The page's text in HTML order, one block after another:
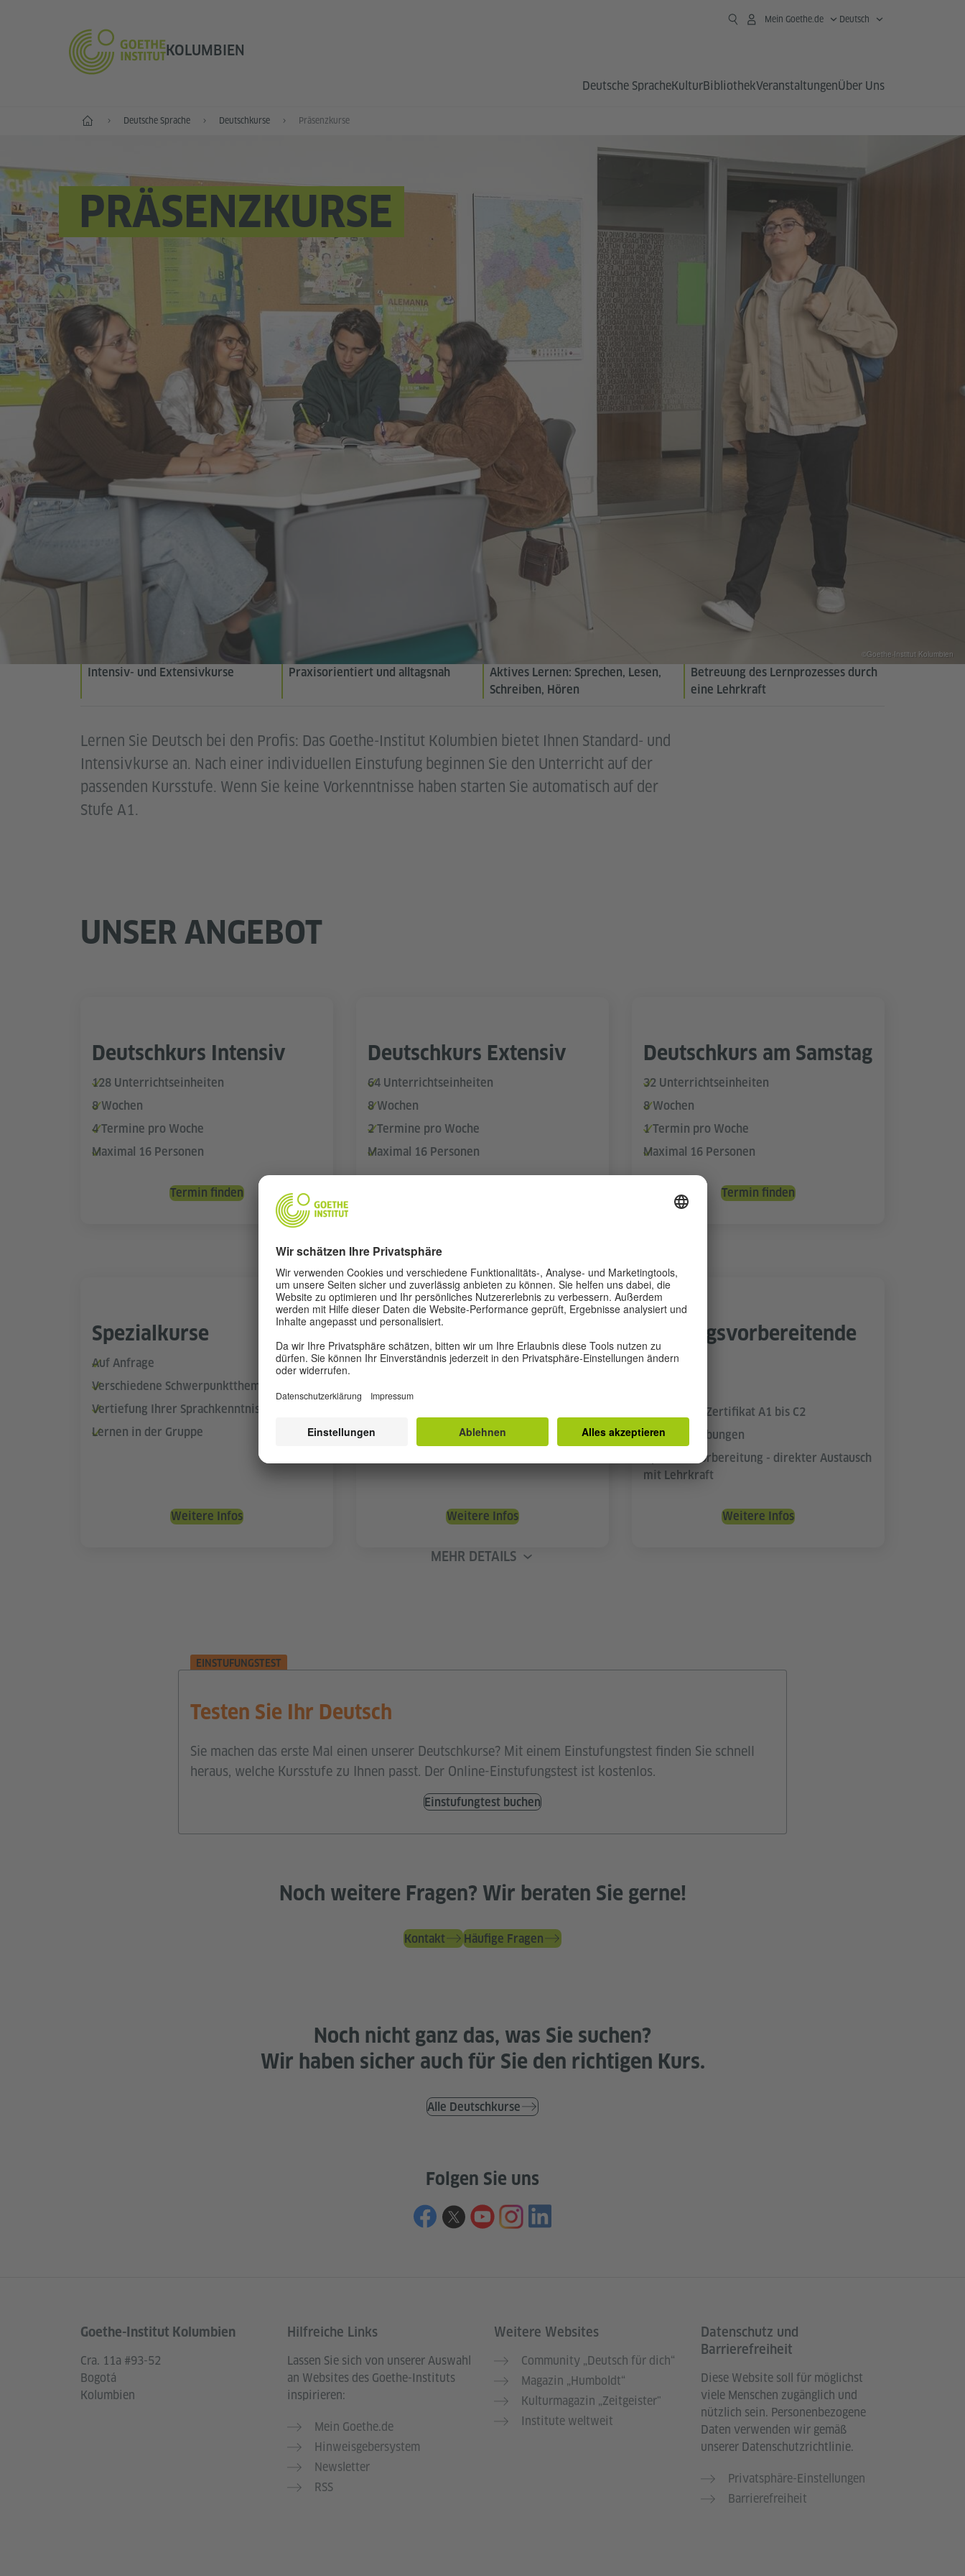
KOLUMBIEN
Mein Goethe.de Deutsch
Deutsche SpracheKulturBibliothekVeranstaltungenÜber Uns
Start Deutsche Sprache Deutschkurse Präsenzkurse
PRÄSENZKURSE
Lernen Sie Deutsch bei den Profis: Das Goethe-Institut Kolumbien bietet Ihnen Standard- und
Intensivkurse an. Nach einer individuellen Einstufung beginnen Sie den Unterricht auf der
passenden Kursstufe. Wenn Sie keine Vorkenntnisse haben starten Sie automatisch auf der
Stufe A1.
Intensiv- und Extensivkurse Praxisorientiert und alltagsnah
Aktives Lernen: Sprechen, Lesen,
Schreiben, Hören
Betreuung des Lernprozesses durch
eine Lehrkraft
©Goethe-Institut Kolumbien
UNSER ANGEBOT
Deutschkurs Intensiv
128 Unterrichtseinheiten
8 Wochen
4 Termine pro Woche
Maximal 16 Personen
Termin finden
Deutschkurs Extensiv
64 Unterrichtseinheiten
8 Wochen
2 Termine pro Woche
Maximal 16 Personen
Deutschkurs am Samstag
32 Unterrichtseinheiten
8 Wochen
1 Termin pro Woche
Maximal 16 Personen
Termin finden
Spezialkurse
Auf Anfrage
Verschiedene Schwerpunktthemen
Vertiefung Ihrer Sprachkenntnisse
Lernen in der Gruppe
Weitere Infos
Deutschkurs für Firmen
Auf Anfrage
Maßgeschneidert auf Ihr Unternehmen
Weitere Infos
Prüfungsvorbereitende
Kurse
Für Goethe-Zertifikat A1 bis C2
Hilfreiche Übungen
Optimale Vorbereitung - direkter Austausch
mit Lehrkraft
Weitere Infos
MEHR DETAILS
EINSTUFUNGSTEST
Testen Sie Ihr Deutsch
Sie machen das erste Mal einen unserer Deutschkurse? Mit einem Einstufungstest finden Sie schnell
heraus, welche Kursstufe zu Ihnen passt. Der Online-Einstufungstest ist kostenlos.
Einstufungtest buchen
Noch weitere Fragen? Wir beraten Sie gerne!
Kontakt Häufige Fragen
Noch nicht ganz das, was Sie suchen?
Wir haben sicher auch für Sie den richtigen Kurs.
Alle Deutschkurse
Folgen Sie uns
Service- und Informationsbereich
Goethe-Institut Kolumbien
Cra. 11a #93-52
Bogotá
Kolumbien
Hilfreiche Links
Lassen Sie sich von unserer Auswahl
an Websites des Goethe-Instituts
inspirieren:
Mein Goethe.de
Hinweisgebersystem
Newsletter
RSS
Weitere Websites
Community „Deutsch für dich“
Magazin „Humboldt“
Kulturmagazin „Zeitgeister"
Institute weltweit
Datenschutz und
Barrierefreiheit
Diese Website soll für möglichst
viele Menschen zugänglich und
nützlich sein. Personenbezogene
Daten verwenden wir gemäß
unserer Datenschutzrichtlinie.
Privatsphäre-Einstellungen
Barrierefreiheit